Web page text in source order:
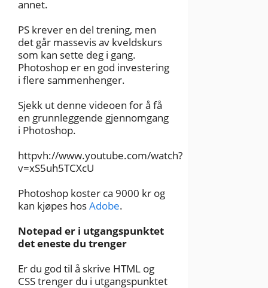
annet.
PS krever en del trening, men
det går massevis av kveldskurs
som kan sette deg i gang.
Photoshop er en god investering
i flere sammenhenger.
Sjekk ut denne videoen for å få
en grunnleggende gjennomgang
i Photoshop.
httpvh://www.youtube.com/watch?
v=xS5uh5TCXcU
Photoshop koster ca 9000 kr og
kan kjøpes hosAdobe.
Notepad er i utgangspunktet
det eneste du trenger
Er du god til å skrive HTML og
CSS trenger du i utgangspunktet